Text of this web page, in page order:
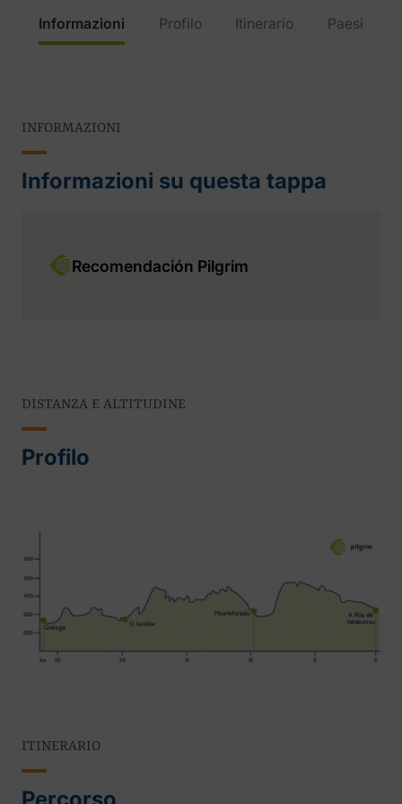
Informazioni Profilo Itinerario Paesi
INFORMAZIONI
Informazioni su questa tappa
Recomendación Pilgrim
DISTANZA E ALTITUDINE
Profilo
ITINERARIO